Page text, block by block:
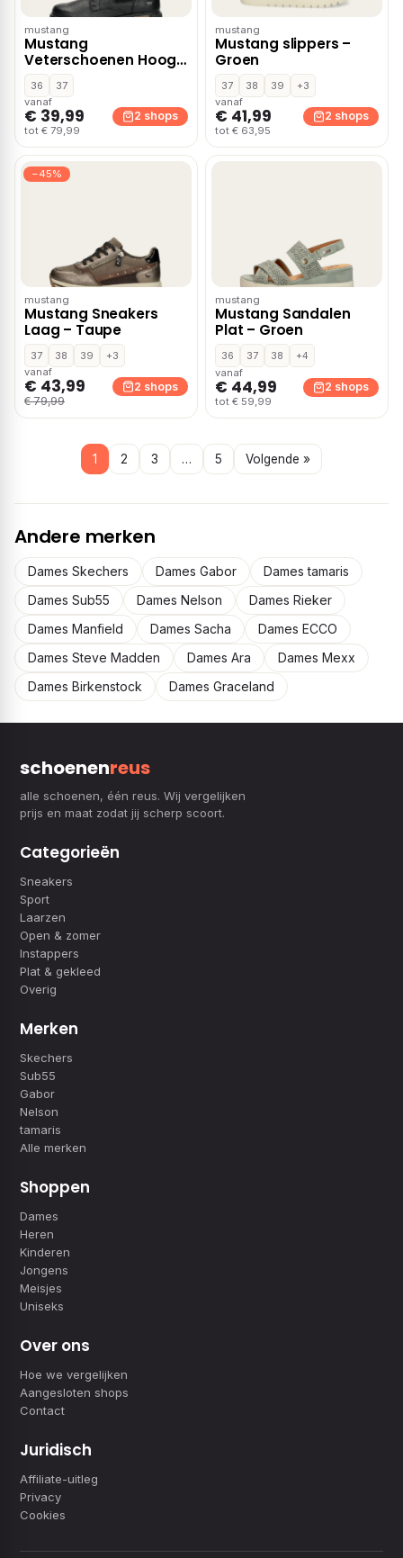
mustang
Mustang
Veterschoenen Hoog
– Zwart
36
37
vanaf
€ 39,99
tot € 79,99
2 shops
mustang
Mustang slippers –
Groen
37 38 39
+3
vanaf
€ 41,99
tot € 63,95
2 shops
−45%
mustang
Mustang Sneakers
Laag – Taupe
37 38 39
+3
vanaf
€ 43,99
€ 79,99
2 shops
mustang
Mustang Sandalen
Plat – Groen
36 37 38
+4
vanaf
€ 44,99
tot € 59,99
2 shops
1 2 3 … 5 Volgende »
Andere merken
Dames Skechers Dames Gabor
Dames tamaris
Dames Sub55
Dames Nelson
Dames Rieker
Dames Manfield
Dames Sacha
Dames ECCO
Dames Steve Madden
Dames Ara
Dames Mexx
Dames Birkenstock
Dames Graceland
schoenenreus
alle schoenen, één reus. Wij vergelijken
prijs en maat zodat jij scherp scoort.
Categorieën
Sneakers
Sport
Laarzen
Open & zomer
Instappers
Plat & gekleed
Overig
Merken
Skechers
Sub55
Gabor
Nelson
tamaris
Alle merken
Shoppen
Dames
Heren
Kinderen
Jongens
Meisjes
Uniseks
Over ons
Hoe we vergelijken
Aangesloten shops
Contact
Juridisch
Affiliate-uitleg
Privacy
Cookies